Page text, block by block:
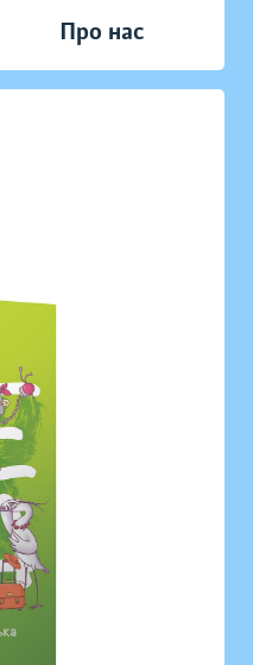
Про нас